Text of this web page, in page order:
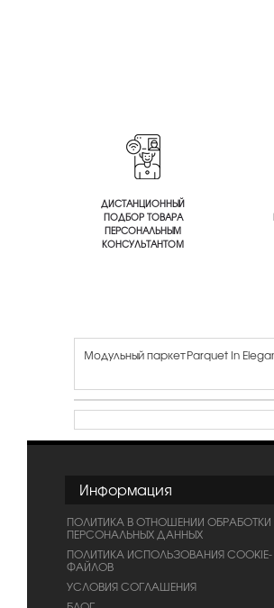
ДИСТАНЦИОННЫЙ
ПОДБОР ТОВАРА
ПЕРСОНАЛЬНЫМ
КОНСУЛЬТАНТОМ
Модульный паркет Parquet In
Информация
ПОЛИТИКА В ОТНОШЕНИИ ОБРАБОТКИ
ПЕРСОНАЛЬНЫХ ДАННЫХ
ПОЛИТИКА ИСПОЛЬЗОВАНИЯ COOKIE-
ФАЙЛОВ
УСЛОВИЯ СОГЛАШЕНИЯ